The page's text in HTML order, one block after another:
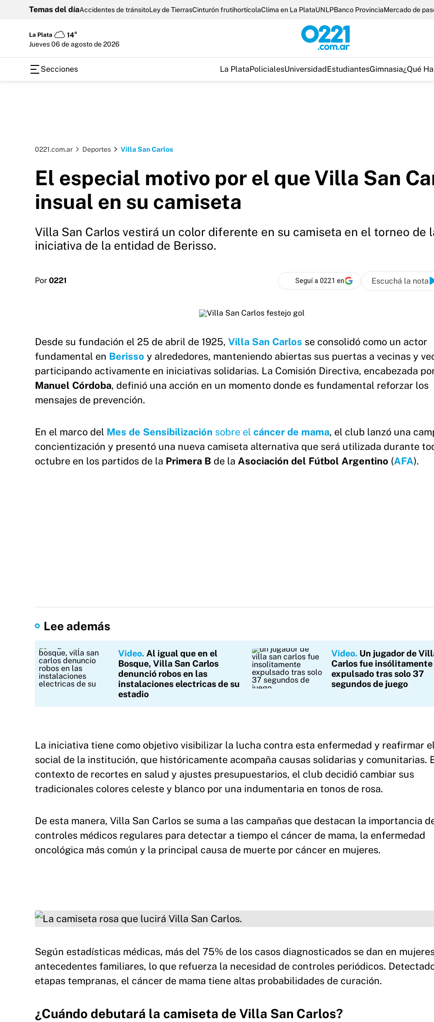
Temas del díaAccidentes de tránsitoLey de TierrasCinturón frutihortícolaClima en La PlataUNLPBanco ProvinciaMercado de
La Plata
14°
jueves 06 de agosto de 2026
Secciones La PlataPolicialesUniversidadEstudiantesGimnasia¿Qué
0221.com.ar Deportes Villa San Carlos
El especial motivo por el que Villa San
insual en su camiseta
Villa San Carlos vestirá un color diferente en su camiseta en el torneo de
iniciativa de la entidad de Berisso.
Por 0221 Seguí a 0221 en Escuchá la nota
Desde su fundación el 25 de abril de 1925, Villa San Carlos se consolidó como un actor
fundamental en Berisso y alrededores, manteniendo abiertas sus puertas a vecinas y
participando activamente en iniciativas solidarias. La Comisión Directiva, encabezada
Manuel Córdoba, definió una acción en un momento donde es fundamental reforzar los
mensajes de prevención.
En el marco del Mes de Sensibilización sobre el cáncer de mama, el club lanzó una
concientización y presentó una nueva camiseta alternativa que será utilizada durante
octubre en los partidos de la Primera B de la Asociación del Fútbol Argentino (AFA).
Lee además
Video Al igual que en el
Bosque, Villa San Carlos
denunció robos en las
instalaciones electricas de su
estadio
Video Un jugador de
Carlos fue insólitamente
expulsado tras solo 37
segundos de juego
La iniciativa tiene como objetivo visibilizar la lucha contra esta enfermedad y reafirmar
social de la institución, que históricamente acompaña causas solidarias y comunitarias.
contexto de recortes en salud y ajustes presupuestarios, el club decidió cambiar sus
tradicionales colores celeste y blanco por una indumentaria en tonos de rosa.
De esta manera, Villa San Carlos se suma a las campañas que destacan la importancia
controles médicos regulares para detectar a tiempo el cáncer de mama, la enfermedad
oncológica más común y la principal causa de muerte por cáncer en mujeres.
Según estadísticas médicas, más del 75% de los casos diagnosticados se dan en
antecedentes familiares, lo que refuerza la necesidad de controles periódicos.
etapas tempranas, el cáncer de mama tiene altas probabilidades de curación.
¿Cuándo debutará la camiseta de Villa San Carlos?